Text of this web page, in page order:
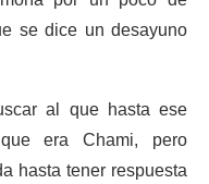
se dice un desayuno
al que hasta ese
era Chami, pero
hasta tener respuesta